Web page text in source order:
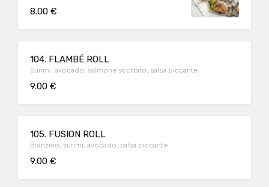
8.00 €
104. FLAMBÉ ROLL
Surimi, avocado, salmone scottato, salsa piccante
9.00 €
105. FUSION ROLL
Branzino, surimi, avocado, salsa piccante
9.00 €